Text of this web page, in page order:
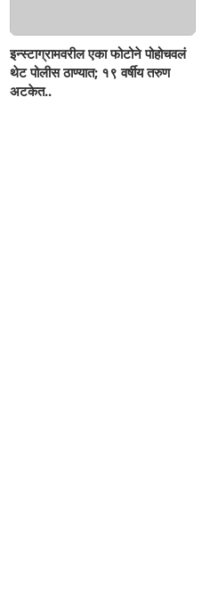
इन्स्टाग्रामवरील एका फोटोने पोहोचवलं
थेट पोलीस ठाण्यात; १९ वर्षीय तरुण
अटकेत..